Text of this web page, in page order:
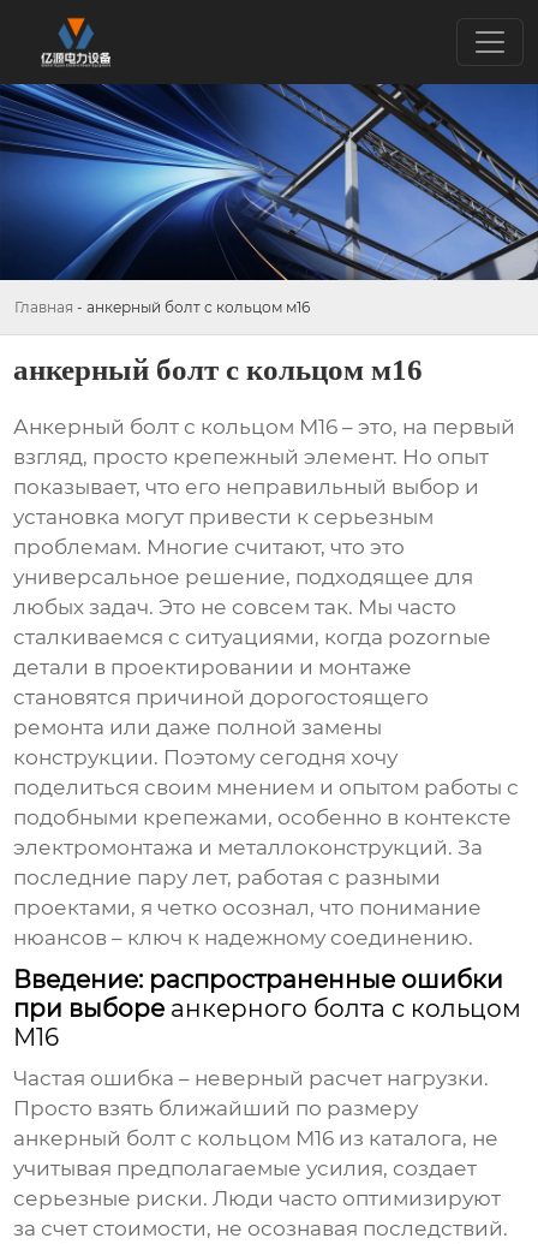
Главная - анкерный болт с кольцом м16
анкерный болт с кольцом м16
Анкерный болт с кольцом М16 – это, на первый
взгляд, просто крепежный элемент. Но опыт
показывает, что его неправильный выбор и
установка могут привести к серьезным
проблемам. Многие считают, что это
универсальное решение, подходящее для
любых задач. Это не совсем так. Мы часто
сталкиваемся с ситуациями, когда pozornые
детали в проектировании и монтаже
становятся причиной дорогостоящего
ремонта или даже полной замены
конструкции. Поэтому сегодня хочу
поделиться своим мнением и опытом работы с
подобными крепежами, особенно в контексте
электромонтажа и металлоконструкций. За
последние пару лет, работая с разными
проектами, я четко осознал, что понимание
нюансов – ключ к надежному соединению.
Введение: распространенные ошибки
при выборе анкерного болта с кольцом
М16
Частая ошибка – неверный расчет нагрузки.
Просто взять ближайший по размеру
анкерный болт с кольцом М16 из каталога, не
учитывая предполагаемые усилия, создает
серьезные риски. Люди часто оптимизируют
за счет стоимости, не осознавая последствий.